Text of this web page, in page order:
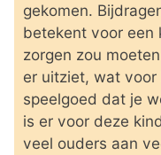
gekomen.
betekent voor een
zorgen zou
er uitziet, wat
speelgoed dat je
is er voor deze
veel ouders aan